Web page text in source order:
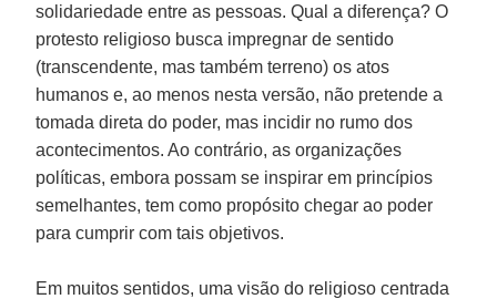
solidariedade entre as pessoas. Qual a diferença? O
protesto religioso busca impregnar de sentido
(transcendente, mas também terreno) os atos
humanos e, ao menos nesta versão, não pretende a
tomada direta do poder, mas incidir no rumo dos
acontecimentos. Ao contrário, as organizações
políticas, embora possam se inspirar em princípios
semelhantes, tem como propósito chegar ao poder
para cumprir com tais objetivos.
Em muitos sentidos, uma visão do religioso centrada